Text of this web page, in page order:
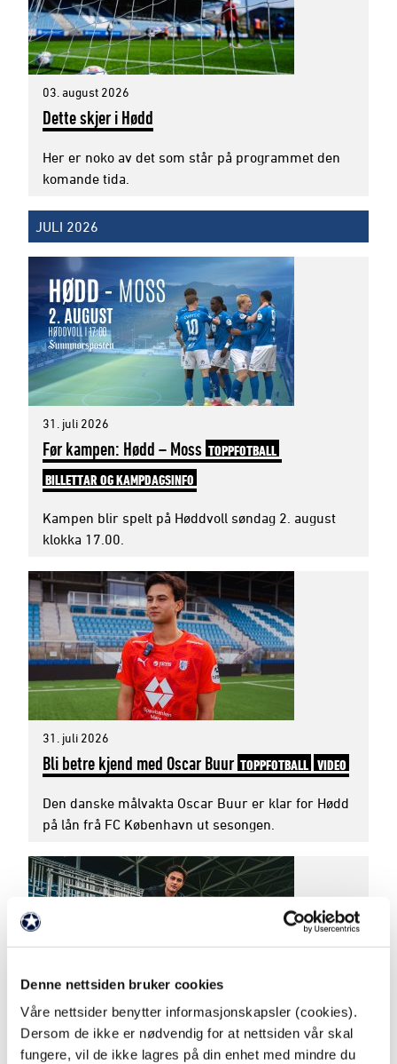
Denne nettsiden bruker cookies
Våre nettsider benytter informasjonskapsler (cookies).
Dersom de ikke er nødvendig for at nettsiden vår skal
fungere, vil de ikke lagres på din enhet med mindre du
03. august 2026
Dette skjer i Hødd
Her er noko av det som står på programmet den
komande tida.
JULI 2026
31. juli 2026
Før kampen: Hødd – Moss TOPPFOTBALL
BILLETTAR OG KAMPDAGSINFO
Kampen blir spelt på Høddvoll søndag 2. august
klokka 17.00.
31. juli 2026
Bli betre kjend med Oscar Buur TOPPFOTBALL VIDEO
Den danske målvakta Oscar Buur er klar for Hødd
på lån frå FC København ut sesongen.
Oscar Buur til Hødd på lån TOPPFOTBALL